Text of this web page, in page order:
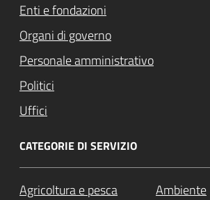
Enti e fondazioni
Organi di governo
Personale amministrativo
Politici
Uffici
CATEGORIE DI SERVIZIO
Agricoltura e pesca Ambiente